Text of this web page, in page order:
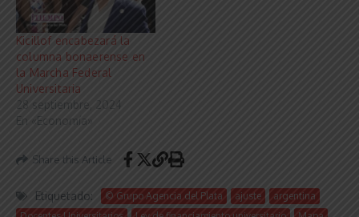
Kicillof encabezará la
columna bonaerense en
la Marcha Federal
Universitaria
28 septiembre, 2024
En «Economía»
Share this Article
Etiquetado: © Grupo Agencia del Plata ajuste
argentina